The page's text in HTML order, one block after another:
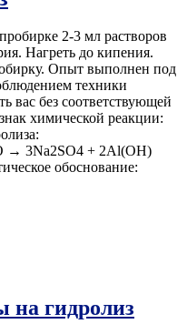
2-3 мл растворов
Нагреть до кипения.
Опыт выполнен под
техники
вас без соответствующей
химической реакции:
→ 3Na2SO4 + 2Al(OH)
обоснование:
на гидролиз